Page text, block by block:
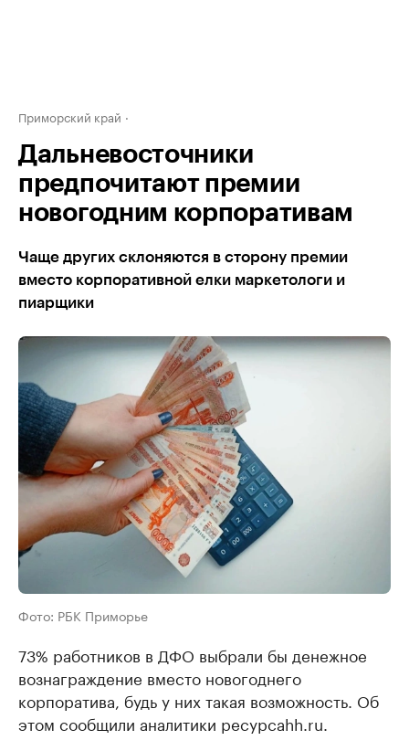
Приморский край
Дальневосточники
предпочитают премии
новогодним корпоративам
Чаще других склоняются в сторону премии
вместо корпоративной елки маркетологи и
пиарщики
Фото: РБК Приморье
73% работников в ДФО выбрали бы денежное
вознаграждение вместо новогоднего
корпоратива, будь у них такая возможность. Об
этом сообщили аналитики ресурсаhh.ru.